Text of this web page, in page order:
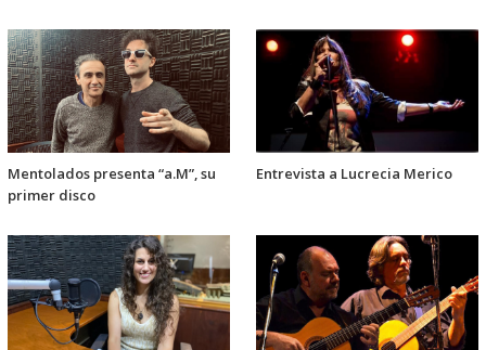
Mentolados presenta “a.M”, su
primer disco
Entrevista a Lucrecia Merico